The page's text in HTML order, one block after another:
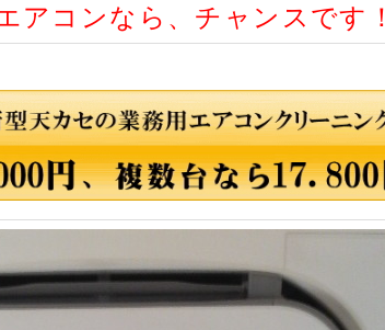
アコンなら、チャンスです！